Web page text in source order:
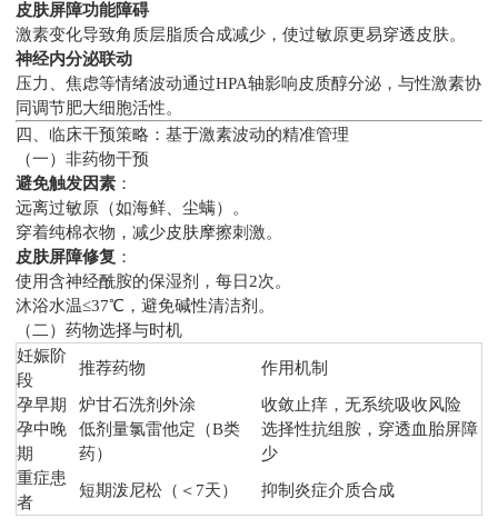
皮肤屏障功能障碍
激素变化导致角质层脂质合成减少，使过敏原更易穿透皮肤。
神经内分泌联动
压力、焦虑等情绪波动通过HPA轴影响皮质醇分泌，与性激素协
同调节肥大细胞活性。
四、临床干预策略：基于激素波动的精准管理
（一）非药物干预
避免触发因素 ：
远离过敏原（如海鲜、尘螨）。
穿着纯棉衣物，减少皮肤摩擦刺激。
皮肤屏障修复 ：
使用含神经酰胺的保湿剂，每日2次。
沐浴水温≤37℃，避免碱性清洁剂。
（二）药物选择与时机
妊娠阶
段
推荐药物 作用机制
孕早期 炉甘石洗剂外涂
收敛止痒，无系统吸收风险
孕中晚
期
低剂量氯雷他定（B类
药）
选择性抗组胺，穿透血胎屏障
少
重症患
者
短期泼尼松（＜7天） 抑制炎症介质合成